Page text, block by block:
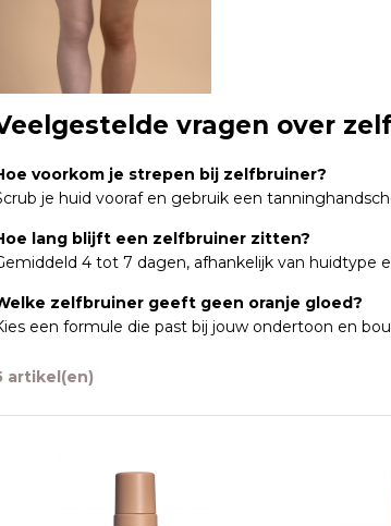
vragen over
voorkom je strepen bij zelfbruiner?
je huid vooraf en gebruik een
lang blijft een zelfbruiner zitten?
4 tot 7 dagen, afhankelijk van huidtype
zelfbruiner geeft geen oranje gloed?
een formule die past bij jouw ondertoon en
artikel(en)